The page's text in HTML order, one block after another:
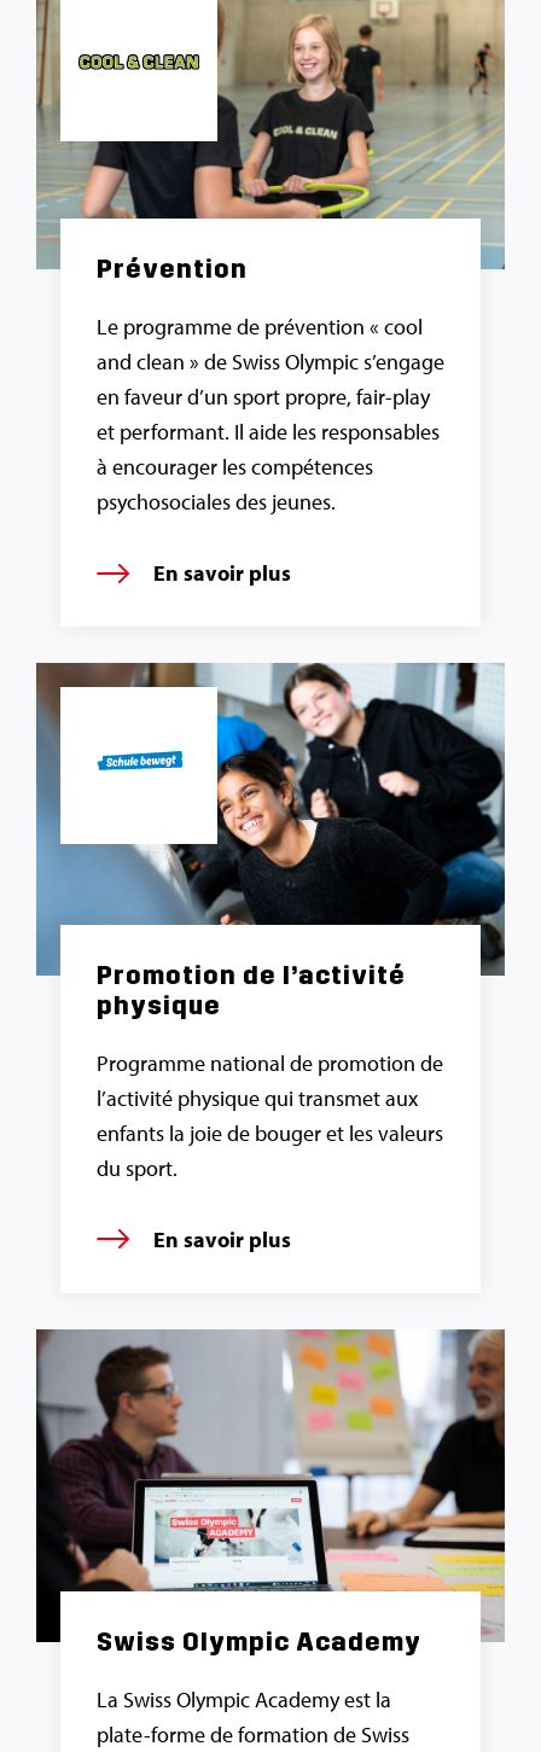
Prévention
Le programme de prévention « cool
and clean » de Swiss Olympic s’engage
en faveur d’un sport propre, fair-play
et performant. Il aide les responsables
à encourager les compétences
psychosociales des jeunes.
En savoir plus
Promotion de l’activité
physique
Programme national de promotion de
l’activité physique qui transmet aux
enfants la joie de bouger et les valeurs
du sport.
En savoir plus
Swiss Olympic Academy
La Swiss Olympic Academy est la
plate-forme de formation de Swiss